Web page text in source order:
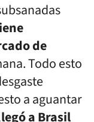
de
Todo esto
a aguantar
legó a Brasil